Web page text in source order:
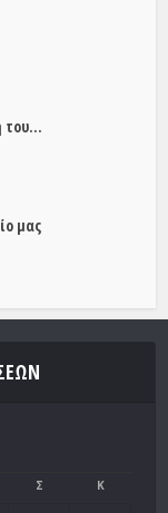
μας
Σ Κ